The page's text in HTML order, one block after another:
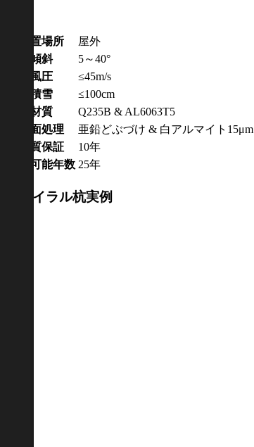
設置場所
屋外
傾斜
5～40°
風圧
≤45m/s
積雪
≤100cm
材質
Q235B & AL6063T5
表面処理
亜鉛どぶづけ & 白アルマイト15μm
品質保証
10年
使用可能年数 25年
スパイラル杭実例